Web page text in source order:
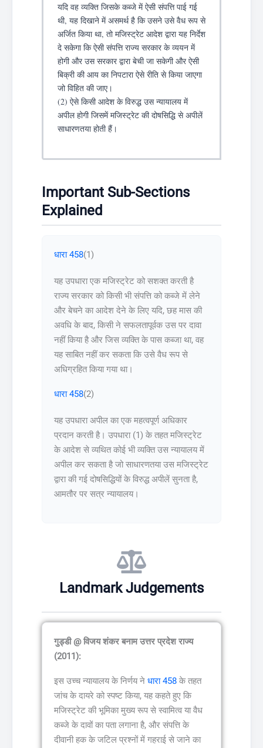
यदि वह व्यक्ति जिसके कब्जे में ऐसी संपत्ति पाई गई
थी, यह दिखाने में असमर्थ है कि उसने उसे वैध रूप से
अर्जित किया था, तो मजिस्ट्रेट आदेश द्वारा यह निर्देश
दे सकेगा कि ऐसी संपत्ति राज्य सरकार के व्ययन में
होगी और उस सरकार द्वारा बेची जा सकेगी और ऐसी
बिक्री की आय का निपटारा ऐसे रीति से किया जाएगा
जो विहित की जाए।
(2) ऐसे किसी आदेश के विरुद्ध उस न्यायालय में
अपील होगी जिसमें मजिस्ट्रेट की दोषसिद्धि से अपीलें
साधारणतया होती हैं।
Important Sub-Sections
Explained
धारा 458(1)
यह उपधारा एक मजिस्ट्रेट को सशक्त करती है
राज्य सरकार को किसी भी संपत्ति को कब्जे में लेने
और बेचने का आदेश देने के लिए यदि, छह मास की
अवधि के बाद, किसी ने सफलतापूर्वक उस पर दावा
नहीं किया है और जिस व्यक्ति के पास कब्जा था, वह
यह साबित नहीं कर सकता कि उसे वैध रूप से
अधिग्रहित किया गया था।
धारा 458(2)
यह उपधारा अपील का एक महत्वपूर्ण अधिकार
प्रदान करती है। उपधारा (1) के तहत मजिस्ट्रेट
के आदेश से व्यथित कोई भी व्यक्ति उस न्यायालय में
अपील कर सकता है जो साधारणतया उस मजिस्ट्रेट
द्वारा की गई दोषसिद्धियों के विरुद्ध अपीलें सुनता है,
आमतौर पर सत्र न्यायालय।
Landmark Judgements
गुड्डी @ विजय शंकर बनाम उत्तर प्रदेश राज्य
(2011):
इस उच्च न्यायालय के निर्णय ने धारा 458 के तहत
जांच के दायरे को स्पष्ट किया, यह कहते हुए कि
मजिस्ट्रेट की भूमिका मुख्य रूप से स्वामित्व या वैध
कब्जे के दावों का पता लगाना है, और संपत्ति के
दीवानी हक के जटिल प्रश्नों में गहराई से जाने का